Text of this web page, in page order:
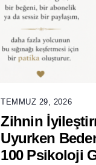
TEMMUZ 29, 2026
Zihnin
Uyurken
100 Psikoloji